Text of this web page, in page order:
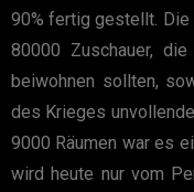
90% fertig gestellt. Die
80000 Zuschauer,
beiwohnen sollten,
des Krieges
9000 Räumen war es
wird heute nur vom